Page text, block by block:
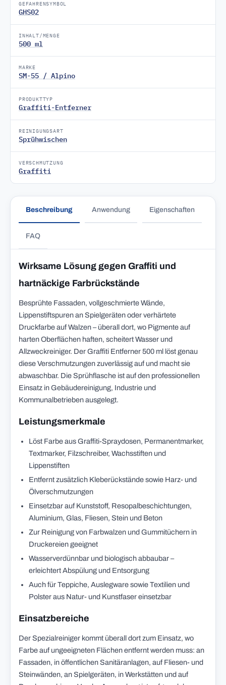
GEFAHRENSYMBOL
GHS02
INHALT/MENGE
500 ml
MARKE
SM-55 / Alpino
PRODUKTTYP
Graffiti-Entferner
REINIGUNGSART
Sprühwischen
VERSCHMUTZUNG
Graffiti
Beschreibung Anwendung Eigenschaften
FAQ
Wirksame Lösung gegen Graffiti und
hartnäckige Farbrückstände
Besprühte Fassaden, vollgeschmierte Wände,
Lippenstiftspuren an Spielgeräten oder verhärtete
Druckfarbe auf Walzen – überall dort, wo Pigmente auf
harten Oberflächen haften, scheitert Wasser und
Allzweckreiniger. Der Graffiti Entferner 500 ml löst genau
diese Verschmutzungen zuverlässig auf und macht sie
abwaschbar. Die Sprühflasche ist auf den professionellen
Einsatz in Gebäudereinigung, Industrie und
Kommunalbetrieben ausgelegt.
Leistungsmerkmale
Löst Farbe aus Graffiti-Spraydosen, Permanentmarker,
Textmarker, Filzschreiber, Wachsstiften und
Lippenstiften
Entfernt zusätzlich Kleberückstände sowie Harz- und
Ölverschmutzungen
Einsetzbar auf Kunststoff, Resopalbeschichtungen,
Aluminium, Glas, Fliesen, Stein und Beton
Zur Reinigung von Farbwalzen und Gummitüchern in
Druckereien geeignet
Wasserverdünnbar und biologisch abbaubar –
erleichtert Abspülung und Entsorgung
Auch für Teppiche, Auslegware sowie Textilien und
Polster aus Natur- und Kunstfaser einsetzbar
Einsatzbereiche
Der Spezialreiniger kommt überall dort zum Einsatz, wo
Farbe auf ungeeigneten Flächen entfernt werden muss: an
Fassaden, in öffentlichen Sanitäranlagen, auf Fliesen- und
Steinwänden, an Spielgeräten, in Werkstätten und auf